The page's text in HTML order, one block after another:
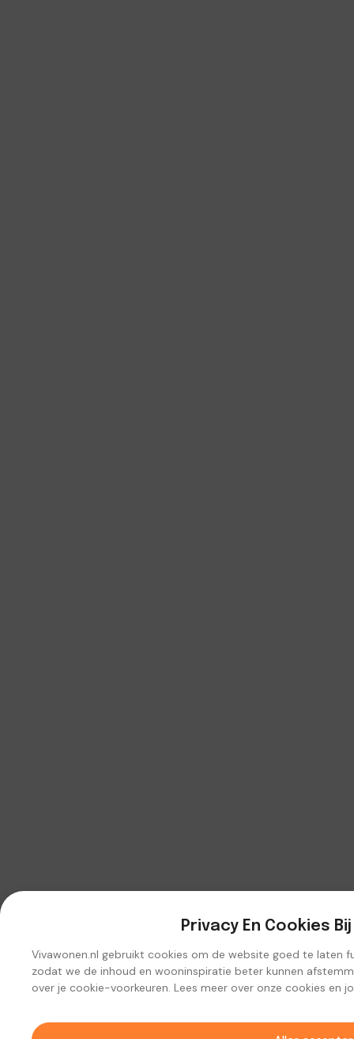
Privacy En Cookies
Vivawonen.nl gebruikt cookies om de website goed te laten
zodat we de inhoud en wooninspiratie beter kunnen
over je cookie-voorkeuren. Lees meer over onze cookies en